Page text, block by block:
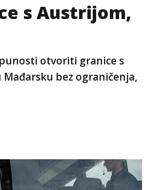
s Austrijom,
otvoriti granice s
bez ograničenja,